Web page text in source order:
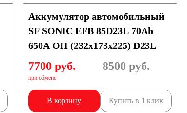
Аккумулятор автомобильный
SF SONIC EFB 85D23L 70Ah
650A ОП (232x173x225) D23L
7700 руб.
при обмене
8500 руб.
В корзину Купить в 1 клик